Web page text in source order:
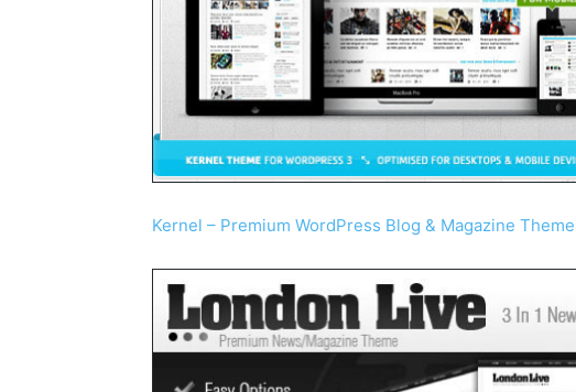
Kernel – Premium WordPress Blog & Magazine Theme